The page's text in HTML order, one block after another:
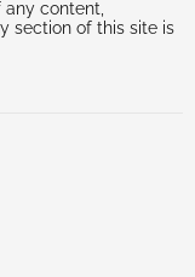
content,
section of this site is